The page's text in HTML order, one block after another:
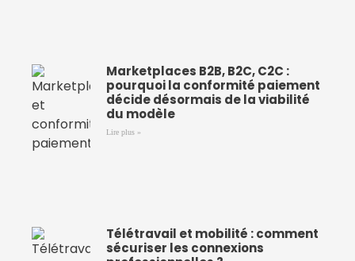
Marketplaces B2B, B2C, C2C :
pourquoi la conformité paiement
décide désormais de la viabilité
du modèle
Lire plus »
Télétravail et mobilité : comment
sécuriser les connexions